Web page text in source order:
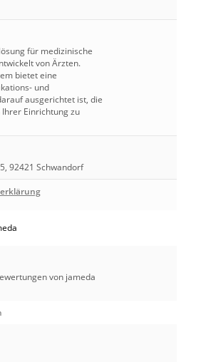
für medizinische
von Ärzten.
bietet eine
und
ausgerichtet ist, die
Einrichtung zu
92421 Schwandorf
von jameda